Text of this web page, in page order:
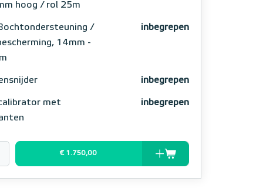
hoog / rol 25m
/
14mm -
inbegrepen
inbegrepen
met
inbegrepen
€ 1.750,00